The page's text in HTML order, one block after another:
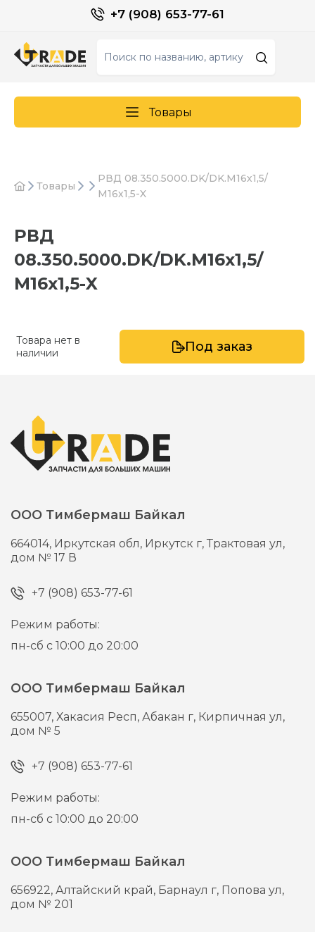
+7 (908) 653-77-61
Товары
Товары
РВД 08.350.5000.DK/DK.М16х1,5/
М16х1,5-X
РВД
08.350.5000.DK/DK.М16х1,5/
М16х1,5-X
Товара нет в
наличии
Под заказ
ООО Тимбермаш Байкал
664014, Иркутская обл, Иркутск г,Трактовая ул,
дом № 17 В
+7 (908) 653-77-61
Режим работы:
пн-сб с 10:00 до 20:00
ООО Тимбермаш Байкал
655007,Хакасия Респ, Абакан г, Кирпичная ул,
дом № 5
+7 (908) 653-77-61
Режим работы:
пн-сб с 10:00 до 20:00
ООО Тимбермаш Байкал
656922,Алтайский край, Барнаул г, Попова ул,
дом № 201